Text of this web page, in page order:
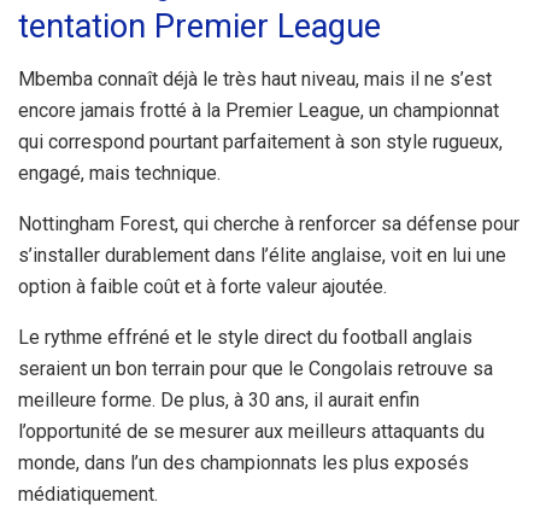
tentation Premier League
Mbemba connaît déjà le très haut niveau, mais il ne s’est
encore jamais frotté à la Premier League, un championnat
qui correspond pourtant parfaitement à son style rugueux,
engagé, mais technique.
Nottingham Forest, qui cherche à renforcer sa défense pour
s’installer durablement dans l’élite anglaise, voit en lui une
option à faible coût et à forte valeur ajoutée.
Le rythme effréné et le style direct du football anglais
seraient un bon terrain pour que le Congolais retrouve sa
meilleure forme. De plus, à 30 ans, il aurait enfin
l’opportunité de se mesurer aux meilleurs attaquants du
monde, dans l’un des championnats les plus exposés
médiatiquement.